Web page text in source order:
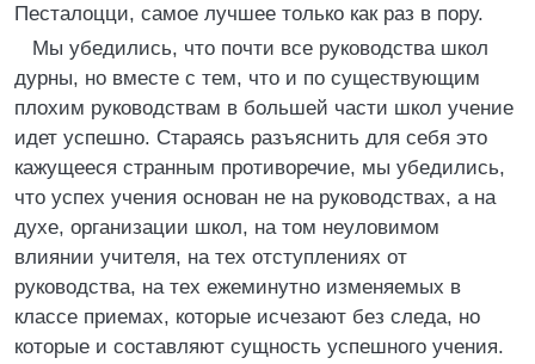
Песталоцци, самое лучшее только как paз в пору.
Мы убедились, что почти все руководства школ
дурны, но вместе с тем, что и по существующим
плохим руководствам в большей части школ учение
идет успешно. Стараясь разъяснить для себя это
кажущееся странным противоречие, мы убедились,
что успех учения основан не на руководствах, а на
духе, организации школ, на том неуловимом
влиянии учителя, на тех отступлениях от
руководства, на тех ежеминутно изменяемых в
классе приемах, которые исчезают без следа, но
которые и составляют сущность успешного учения.